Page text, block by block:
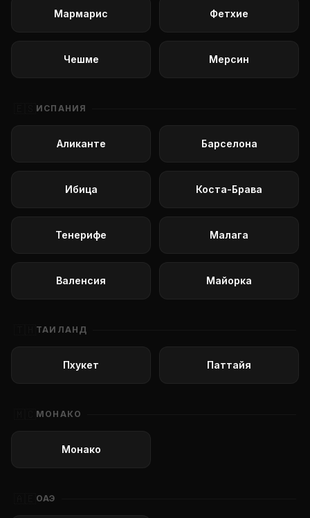
Мармарис Фетхие
Чешме Мерсин
ИСПАНИЯ
Аликанте Барселона
Ибица Коста-Брава
Тенерифе Малага
Валенсия Майорка
ТАИЛАНД
Пхукет Паттайя
МОНАКО
Монако
ОАЭ